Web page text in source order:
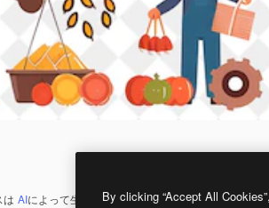
は AIによって生成されたものです。 AI画像生成ツール
By clicking “Accept All